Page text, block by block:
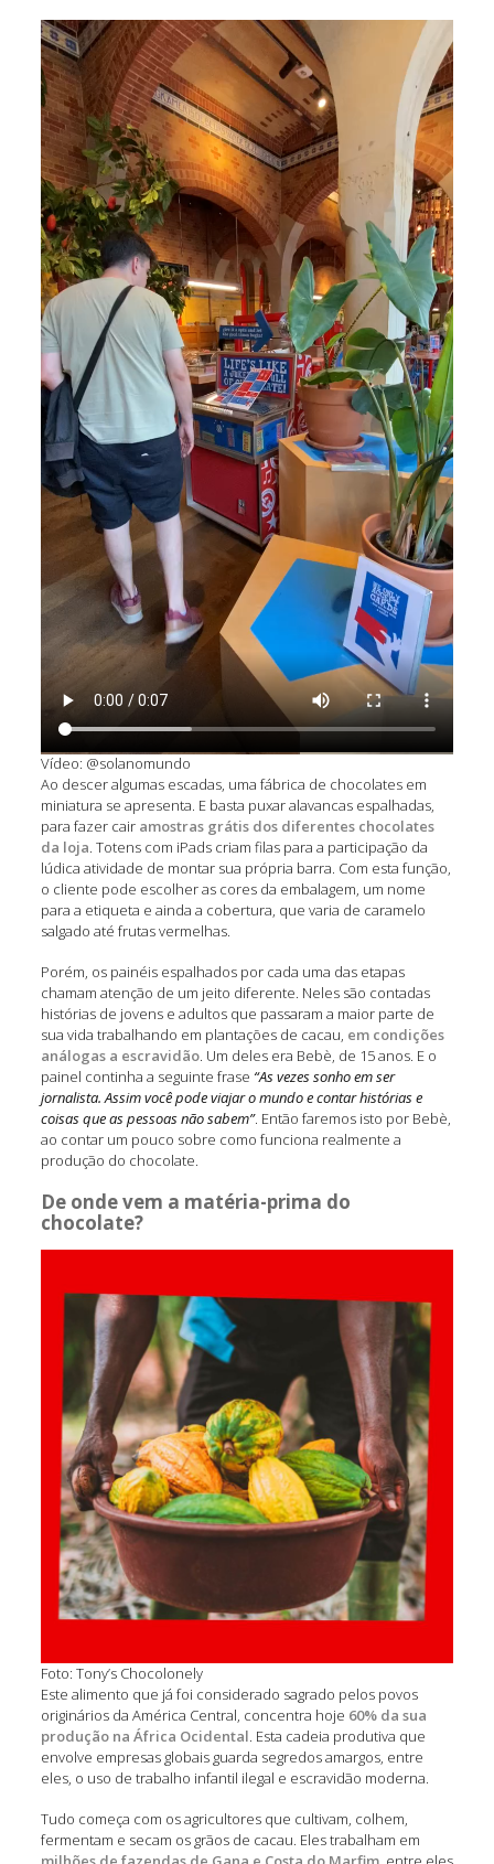
Vídeo: @solanomundo
Ao descer algumas escadas, uma fábrica de chocolates em
miniatura se apresenta. E basta puxar alavancas espalhadas,
para fazer cair amostras grátis dos diferentes chocolates
da loja. Totens com iPads criam filas para a participação da
lúdica atividade de montar sua própria barra. Com esta função,
o cliente pode escolher as cores da embalagem, um nome
para a etiqueta e ainda a cobertura, que varia de caramelo
salgado até frutas vermelhas.
Porém, os painéis espalhados por cada uma das etapas
chamam atenção de um jeito diferente. Neles são contadas
histórias de jovens e adultos que passaram a maior parte de
sua vida trabalhando em plantações de cacau, em condições
análogas a escravidão. Um deles era Bebè, de 15 anos. E o
painel continha a seguinte frase “As vezes sonho em ser
jornalista. Assim você pode viajar o mundo e contar histórias e
coisas que as pessoas não sabem”. Então faremos isto por Bebè,
ao contar um pouco sobre como funciona realmente a
produção do chocolate.
De onde vem a matéria-prima do
chocolate?
Foto: Tony’s Chocolonely
Este alimento que já foi considerado sagrado pelos povos
originários da América Central, concentra hoje 60% da sua
produção na África Ocidental. Esta cadeia produtiva que
envolve empresas globais guarda segredos amargos, entre
eles, o uso de trabalho infantil ilegal e escravidão moderna.
Tudo começa com os agricultores que cultivam, colhem,
fermentam e secam os grãos de cacau. Eles trabalham em